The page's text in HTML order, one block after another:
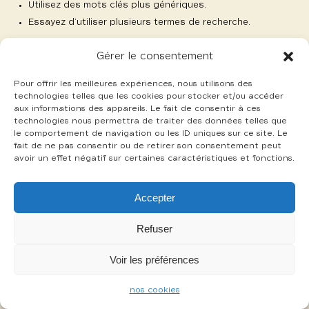
Gérer le consentement
Pour offrir les meilleures expériences, nous utilisons des
technologies telles que les cookies pour stocker et/ou accéder
aux informations des appareils. Le fait de consentir à ces
technologies nous permettra de traiter des données telles que
le comportement de navigation ou les ID uniques sur ce site. Le
fait de ne pas consentir ou de retirer son consentement peut
avoir un effet négatif sur certaines caractéristiques et fonctions.
Accepter
Refuser
Voir les préférences
nos cookies
Utilisez des mots clés plus génériques.
Essayez d’utiliser plusieurs termes de recherche.
-
mentions légales